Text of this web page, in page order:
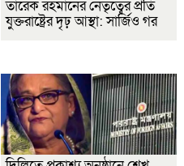
তারেক রহমানের নেতৃত্বের প্রতি
যুক্তরাষ্ট্রের দৃঢ় আস্থা: সার্জিও গর